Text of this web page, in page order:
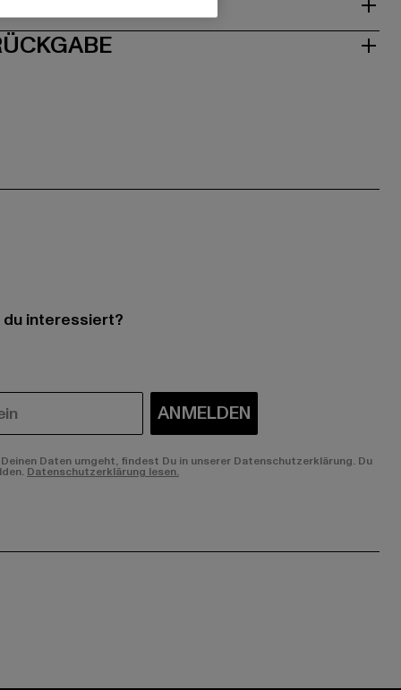
interessiert?
ANMELDEN
Daten umgeht, findest Du in unserer Datenschutzerklärung. Du
Datenschutzerklärung lesen.